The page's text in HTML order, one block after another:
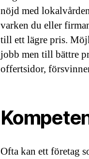
nöjd med
varken du eller
till ett lägre pris.
jobb men till bättre
offertsidor,
Ofta kan ett företag